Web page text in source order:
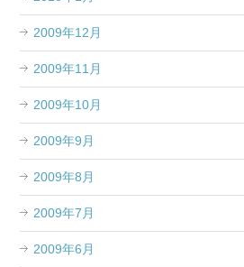
2009年12月
2009年11月
2009年10月
2009年9月
2009年8月
2009年7月
2009年6月